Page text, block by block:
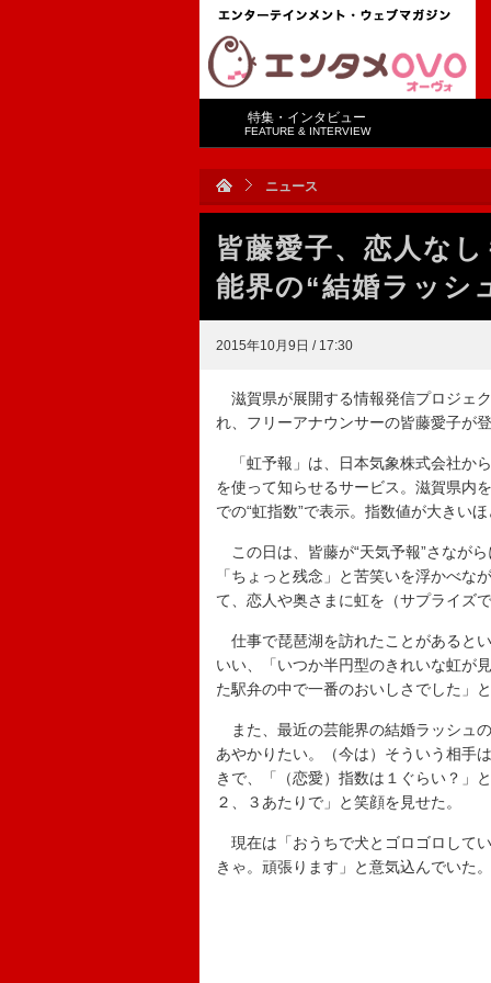
特集・インタビュー
FEATURE & INTERVIEW
ニュース
皆藤愛子、恋人な
能界の“結婚ラッシ
2015年10月9日 / 17:30
滋賀県が展開する情報発信プロジェ
れ、フリーアナウンサーの皆藤愛子が
「虹予報」は、日本気象株式会社か
を使って知らせるサービス。滋賀県内
での“虹指数”で表示。指数値が大きい
この日は、皆藤が“天気予報”さなが
「ちょっと残念」と苦笑いを浮かべな
て、恋人や奥さまに虹を（サプライズ
仕事で琵琶湖を訪れたことがあると
いい、「いつか半円型のきれいな虹が
た駅弁の中で一番のおいしさでした」
また、最近の芸能界の結婚ラッシュ
あやかりたい。（今は）そういう相手
きで、「（恋愛）指数は１ぐらい？」
２、３あたりで」と笑顔を見せた。
現在は「おうちで犬とゴロゴロして
きゃ。頑張ります」と意気込んでいた。